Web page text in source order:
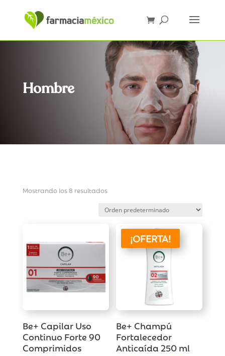
Hombre
Mostrando los 8 resultados
Be+ Capilar Uso
Continuo Forte 90
Comprimidos
¡OFERTA!
Be+ Champú
Fortalecedor
Anticaída 250 ml